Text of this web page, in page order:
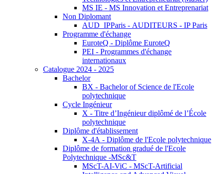
MS IE - MS Innovation et Entreprenariat
Non Diplomant
AUD_IPParis - AUDITEURS - IP Paris
Programme d'échange
EuroteQ - Diplôme EuroteQ
PEI - Programmes d'échange
internationaux
Catalogue 2024 - 2025
Bachelor
BX - Bachelor of Science de l'Ecole
polytechnique
Cycle Ingénieur
X - Titre d’Ingénieur diplômé de l’École
polytechnique
Diplôme d'établissement
X-4A - Diplôme de l'Ecole polytechnique
Diplôme de formation gradué de l'Ecole
Polytechnique -MSc&T
MScT-AI-ViC - MScT-Artificial